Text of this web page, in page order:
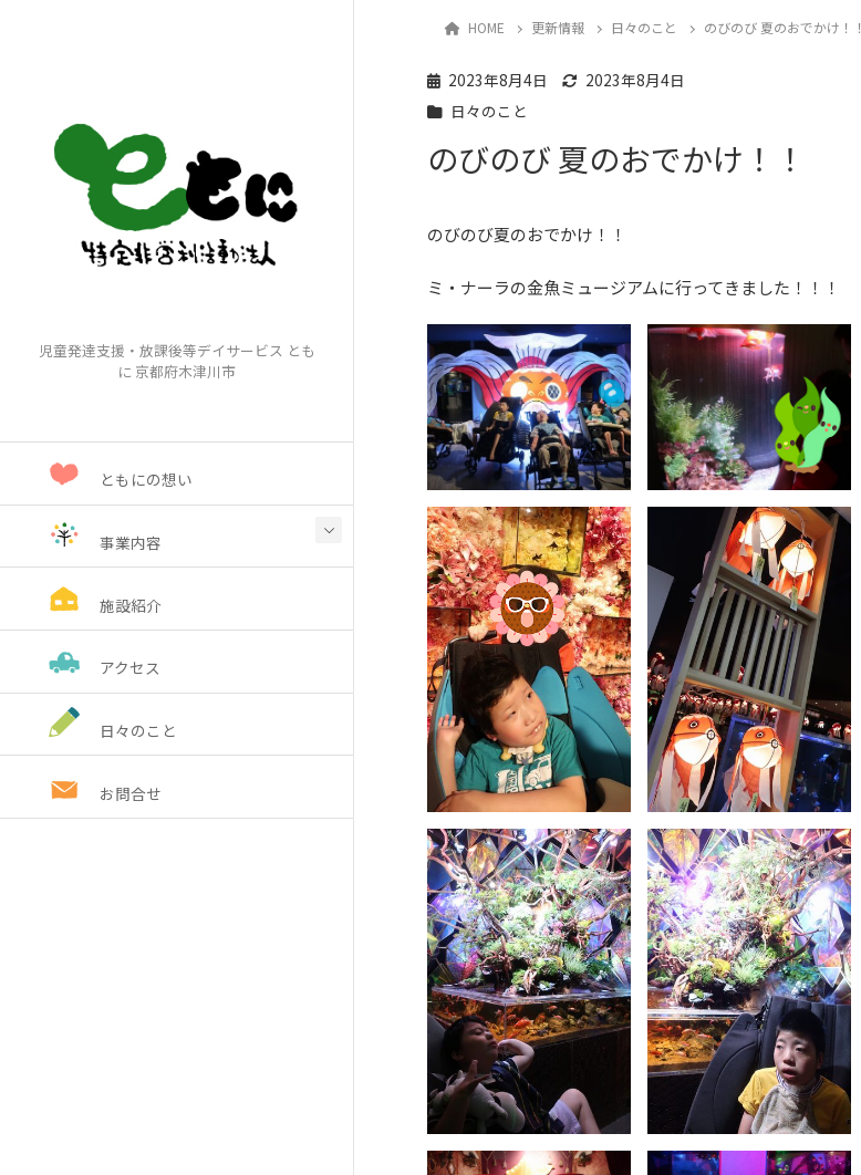
児童発達支援・放課後等デイサービス とも
に 京都府木津川市
ともにの想い
事業内容
施設紹介
アクセス
日々のこと
お問合せ
日々のこと
HOME 更新情報 日々のこと のびのび 夏のおでかけ！！
2023年8月4日
2023年8月4日
日々のこと
のびのび 夏のおでかけ！！
のびのび夏のおでかけ！！
ミ・ナーラの金魚ミュージアムに行ってきました！！！